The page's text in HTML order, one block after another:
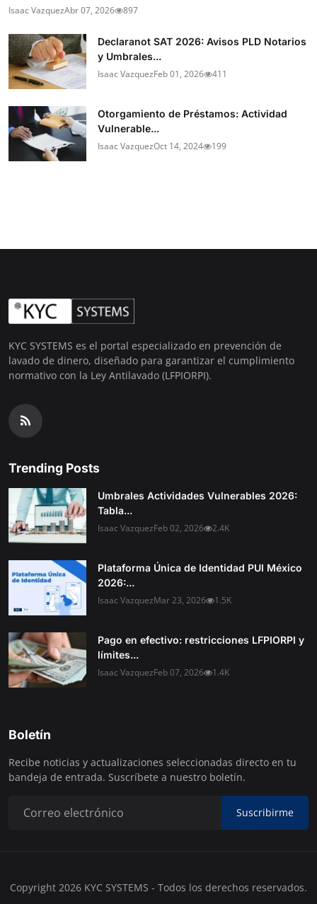
Isaac VazquezAbr 07, 2026 897
Declaranot SAT 2026: Avisos PLD Notarios
y Umbrales...
Isaac VazquezFeb 01, 2026 411
Otorgamiento de Préstamos: Actividad
Vulnerable...
Isaac VazquezOct 14, 2024 199
KYC SYSTEMS es el portal especializado en prevención de
lavado de dinero, diseñado para garantizar el cumplimiento
normativo con la Ley Antilavado (LFPIORPI).
Trending Posts
Umbrales Actividades Vulnerables 2026:
Tabla...
Isaac VazquezFeb 02, 2026 2.4K
Plataforma Única de Identidad PUI México
2026:...
Isaac VazquezMar 23, 2026 1.5K
Pago en efectivo: restricciones LFPIORPI y
límites...
Isaac VazquezFeb 07, 2026 1.4K
Boletín
Recibe noticias y actualizaciones seleccionadas directo en tu
bandeja de entrada. Suscríbete a nuestro boletín.
Suscribirme
Copyright 2026 KYC SYSTEMS - Todos los derechos reservados.